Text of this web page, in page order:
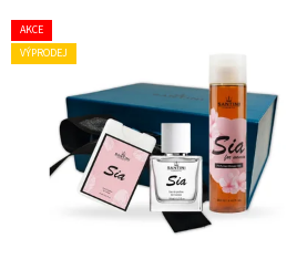
AKCE
VÝPRODEJ